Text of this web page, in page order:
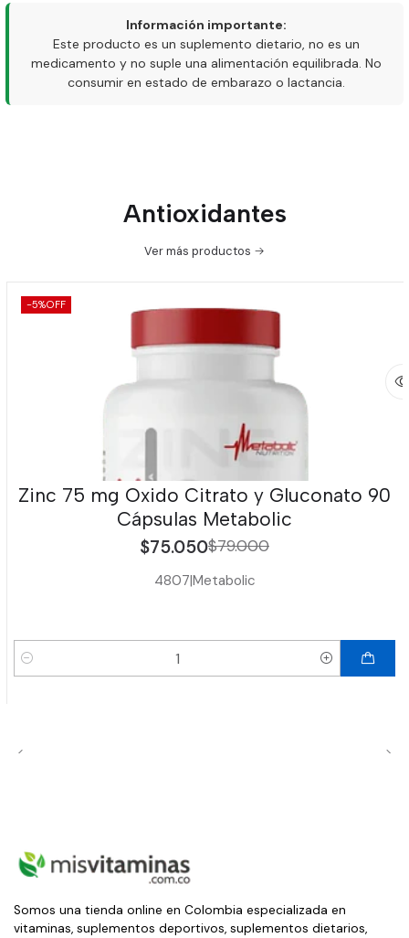
Información importante:
Este producto es un suplemento dietario, no es un
medicamento y no suple una alimentación equilibrada. No
consumir en estado de embarazo o lactancia.
Antioxidantes
Ver más productos
-5%OFF
Zinc 75 mg Oxido Citrato y Gluconato 90
Cápsulas Metabolic
$75.050$79.000
4807|Metabolic
Cantidad
Somos una tienda online en Colombia especializada en
vitaminas, suplementos deportivos, suplementos dietarios,